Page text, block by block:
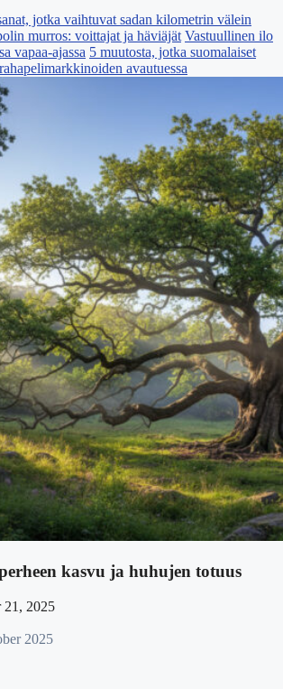
jotka vaihtuvat sadan kilometrin välein
murros: voittajat ja häviäjät Vastuullinen ilo
vapaa-ajassa 5 muutosta, jotka suomalaiset
avautuessa
kasvu ja huhujen totuus
21, 2025
2025